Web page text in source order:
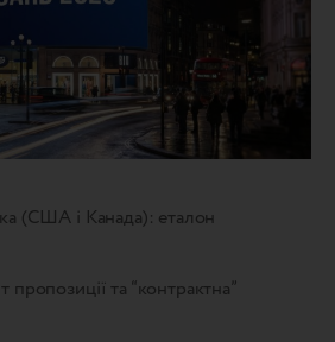
(США і Канада): еталон
та “контрактна”